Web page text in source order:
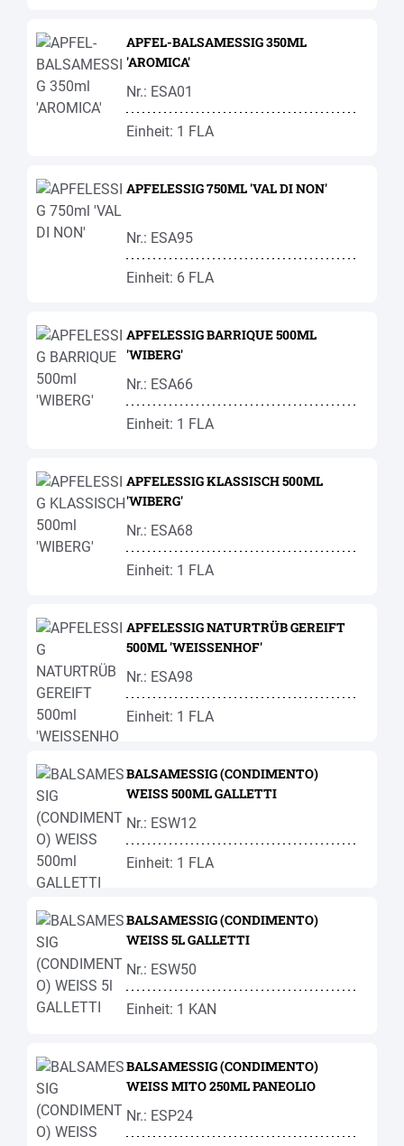
APFEL-BALSAMESSIG 350ML
'AROMICA'
Nr.: ESA01
Einheit: 1 FLA
APFELESSIG 750ML 'VAL DI NON'
Nr.: ESA95
Einheit: 6 FLA
APFELESSIG BARRIQUE 500ML
'WIBERG'
Nr.: ESA66
Einheit: 1 FLA
APFELESSIG KLASSISCH 500ML
'WIBERG'
Nr.: ESA68
Einheit: 1 FLA
APFELESSIG NATURTRÜB GEREIFT
500ML 'WEISSENHOF'
Nr.: ESA98
Einheit: 1 FLA
BALSAMESSIG (CONDIMENTO)
WEISS 500ML GALLETTI
Nr.: ESW12
Einheit: 1 FLA
BALSAMESSIG (CONDIMENTO)
WEISS 5L GALLETTI
Nr.: ESW50
Einheit: 1 KAN
BALSAMESSIG (CONDIMENTO)
WEISS MITO 250ML PANEOLIO
Nr.: ESP24